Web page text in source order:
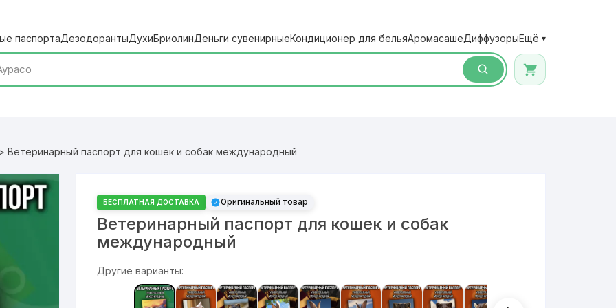
паспортаДезодорантыДухиБриолинДеньги сувенирныеКондиционер для бельяАромасашеДиффузорыЕщё ▾
> Ветеринарный паспорт для кошек и собак международный
БЕСПЛАТНАЯ ДОСТАВКА Оригинальный товар
Ветеринарный паспорт для кошек и собак
международный
Другие варианты: